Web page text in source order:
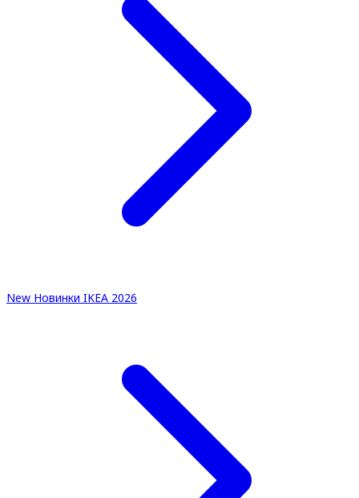
New Новинки IKEA 2026